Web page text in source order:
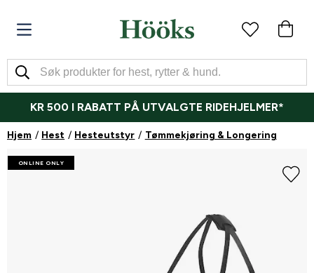
KR 500 I RABATT PÅ UTVALGTE RIDEHJELMER*
Hjem Hest Hesteutstyr Tømmekjøring & Longering
ONLINE ONLY